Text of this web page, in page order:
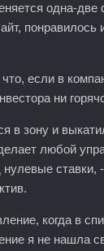
одна-
понравилось
если в
ни
в зону и
любой
ставки,
когда в
я не нашла